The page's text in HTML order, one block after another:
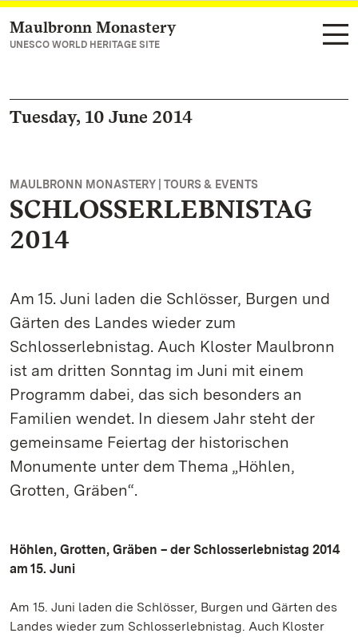
Navigate to main page
Maulbronn Monastery
UNESCO WORLD HERITAGE SITE
Tuesday, 10 June 2014
MAULBRONN MONASTERY | TOURS & EVENTS
SCHLOSSERLEBNISTAG
2014
Am 15. Juni laden die Schlösser, Burgen und
Gärten des Landes wieder zum
Schlosserlebnistag. Auch Kloster Maulbronn
ist am dritten Sonntag im Juni mit einem
Programm dabei, das sich besonders an
Familien wendet. In diesem Jahr steht der
gemeinsame Feiertag der historischen
Monumente unter dem Thema „Höhlen,
Grotten, Gräben“.
Höhlen, Grotten, Gräben – der Schlosserlebnistag 2014
am 15. Juni
Am 15. Juni laden die Schlösser, Burgen und Gärten des
Landes wieder zum Schlosserlebnistag. Auch Kloster